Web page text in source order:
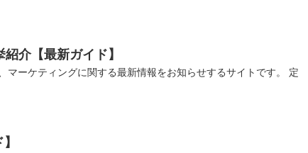
介【最新ガイド】
マーケティングに関する最新情報をお知らせするサイトです。 定